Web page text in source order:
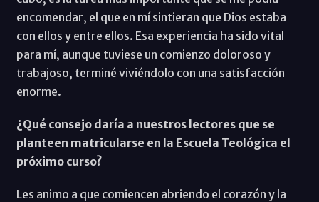
encomendar, el que en mí sintieran que Dios estaba
con ellos y entre ellos. Esa experiencia ha sido vital
para mí, aunque tuviese un comienzo doloroso y
trabajoso, terminé viviéndolo con una satisfacción
enorme.
¿Qué consejo daría a nuestros lectores que se
planteen matricularse en la Escuela Teológica el
próximo curso?
Les animo a que comiencen abriendo el corazón y la